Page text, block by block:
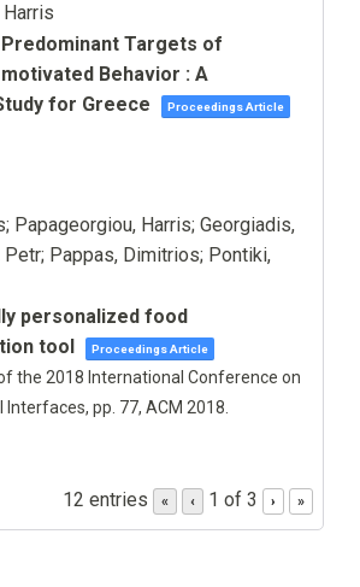
Targets of
Behavior : A
for Greece
Proceedings Article
Papageorgiou, Harris; Georgiadis,
Pappas, Dimitrios; Pontiki,
personalized food
tool
Proceedings Article
the 2018 International Conference on
Interfaces, pp. 77, ACM 2018
12 entries « ‹ 1 of 3 › »